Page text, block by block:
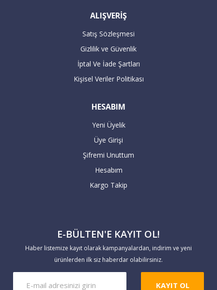
ALIŞVERİŞ
Satış Sözleşmesi
Gizlilik ve Güvenlik
İptal Ve İade Şartları
Kişisel Veriler Politikası
HESABIM
Yeni Üyelik
Üye Girişi
Şifremi Unuttum
Hesabım
Kargo Takip
E-BÜLTEN'E KAYIT OL!
Haber listemize kayıt olarak kampanyalardan, indirim ve yeni
ürünlerden ilk siz haberdar olabilirsiniz.
KAYIT OL